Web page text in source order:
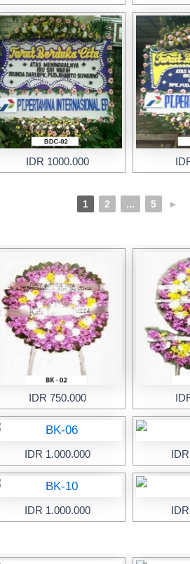
IDR 1000.000
1 2 ... 5 ►
IDR 750.000
IDR 1.000.000
IDR 1.000.000